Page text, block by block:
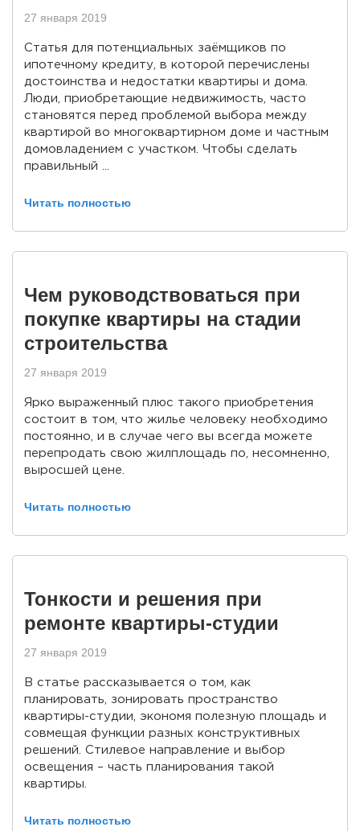
27 января 2019
Статья для потенциальных заёмщиков по
ипотечному кредиту, в которой перечислены
достоинства и недостатки квартиры и дома.
Люди, приобретающие недвижимость, часто
становятся перед проблемой выбора между
квартирой во многоквартирном доме и частным
домовладением с участком. Чтобы сделать
правильный ...
Читать полностью
Чем руководствоваться при
покупке квартиры на стадии
строительства
27 января 2019
Ярко выраженный плюс такого приобретения
состоит в том, что жилье человеку необходимо
постоянно, и в случае чего вы всегда можете
перепродать свою жилплощадь по, несомненно,
выросшей цене.
Читать полностью
Тонкости и решения при
ремонте квартиры-студии
27 января 2019
В статье рассказывается о том, как
планировать, зонировать пространство
квартиры-студии, экономя полезную площадь и
совмещая функции разных конструктивных
решений. Стилевое направление и выбор
освещения – часть планирования такой
квартиры.
Читать полностью